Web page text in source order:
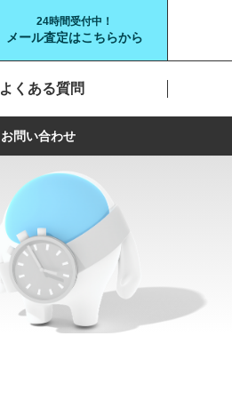
24時間受付中！
メール査定はこちらから
よくある質問
お問い合わせ